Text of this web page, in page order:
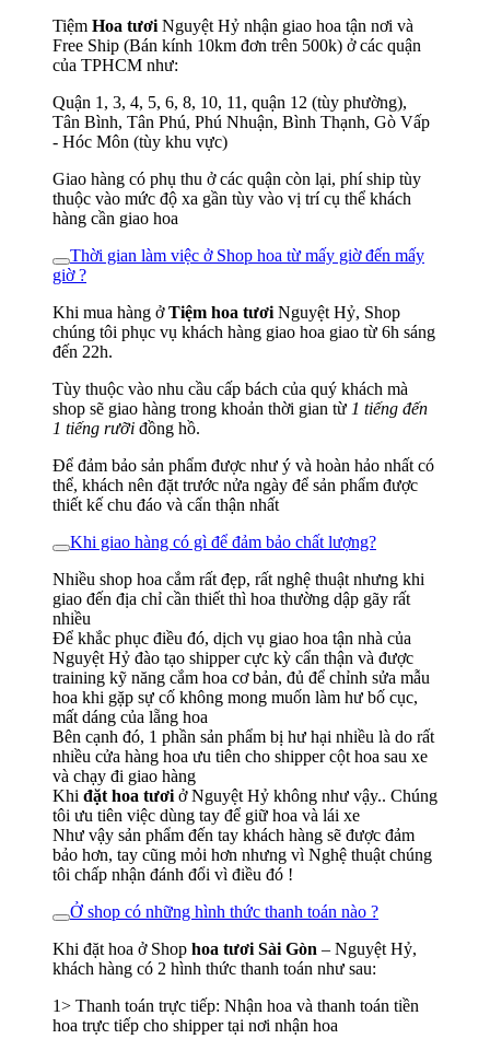
Tiệm Hoa tươi Nguyệt Hỷ nhận giao hoa tận nơi và
Free Ship (Bán kính 10km đơn trên 500k) ở các quận
của TPHCM như:
Quận 1, 3, 4, 5, 6, 8, 10, 11, quận 12 (tùy phường),
Tân Bình, Tân Phú, Phú Nhuận, Bình Thạnh, Gò Vấp
- Hóc Môn (tùy khu vực)
Giao hàng có phụ thu ở các quận còn lại, phí ship tùy
thuộc vào mức độ xa gần tùy vào vị trí cụ thể khách
hàng cần giao hoa
Thời gian làm việc ở Shop hoa từ mấy giờ đến mấy
giờ ?
Khi mua hàng ởTiệm hoa tươi Nguyệt Hỷ, Shop
chúng tôi phục vụ khách hàng giao hoa giao từ 6h sáng
đến 22h.
Tùy thuộc vào nhu cầu cấp bách của quý khách mà
shop sẽ giao hàng trong khoản thời gian từ 1 tiếng đến
1 tiếng rưỡi đồng hồ.
Để đảm bảo sản phẩm được như ý và hoàn hảo nhất có
thể, khách nên đặt trước nửa ngày để sản phẩm được
thiết kế chu đáo và cẩn thận nhất
Khi giao hàng có gì để đảm bảo chất lượng?
Nhiều shop hoa cắm rất đẹp, rất nghệ thuật nhưng khi
giao đến địa chỉ cần thiết thì hoa thường dập gãy rất
nhiều
Để khắc phục điều đó, dịch vụ giao hoa tận nhà của
Nguyệt Hỷ đào tạo shipper cực kỳ cẩn thận và được
training kỹ năng cắm hoa cơ bản, đủ để chỉnh sửa mẫu
hoa khi gặp sự cố không mong muốn làm hư bố cục,
mất dáng của lẵng hoa
Bên cạnh đó, 1 phần sản phẩm bị hư hại nhiều là do rất
nhiều cửa hàng hoa ưu tiên cho shipper cột hoa sau xe
và chạy đi giao hàng
Khi đặt hoa tươi ở Nguyệt Hỷ không như vậy.. Chúng
tôi ưu tiên việc dùng tay để giữ hoa và lái xe
Như vậy sản phẩm đến tay khách hàng sẽ được đảm
bảo hơn, tay cũng mỏi hơn nhưng vì Nghệ thuật chúng
tôi chấp nhận đánh đổi vì điều đó !
Ở shop có những hình thức thanh toán nào ?
Khi đặt hoa ở Shop hoa tươi Sài Gòn – Nguyệt Hỷ,
khách hàng có 2 hình thức thanh toán như sau:
1> Thanh toán trực tiếp: Nhận hoa và thanh toán tiền
hoa trực tiếp cho shipper tại nơi nhận hoa